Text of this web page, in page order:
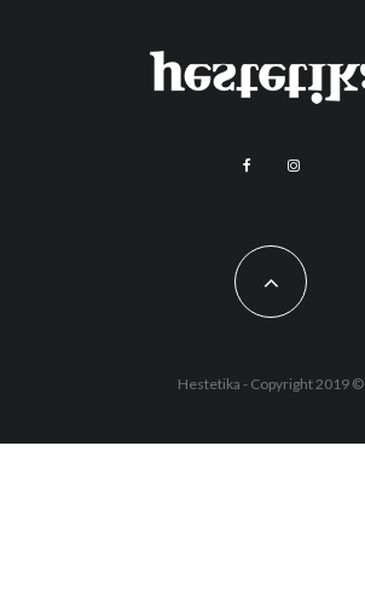
Hestetika - Copyright 2019 ©